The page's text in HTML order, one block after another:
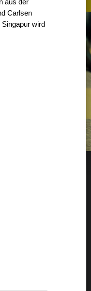
Carlsen
wird